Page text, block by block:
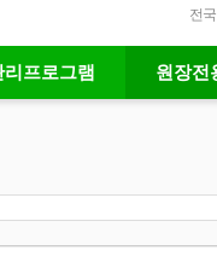
전
프로그램 원장전